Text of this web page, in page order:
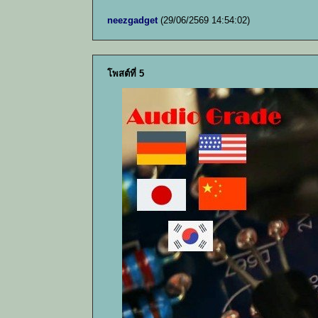
neezgadget (29/06/2569 14:54:02)
โพสต์ที่ 5